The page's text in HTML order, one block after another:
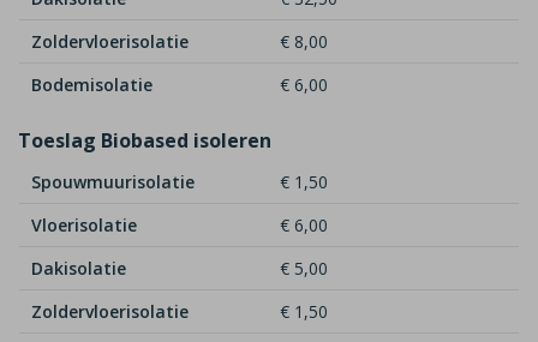
Zoldervloerisolatie
€ 8,00
Bodemisolatie
€ 6,00
Toeslag Biobased isoleren
Spouwmuurisolatie
€ 1,50
Vloerisolatie
€ 6,00
Dakisolatie
€ 5,00
Zoldervloerisolatie
€ 1,50